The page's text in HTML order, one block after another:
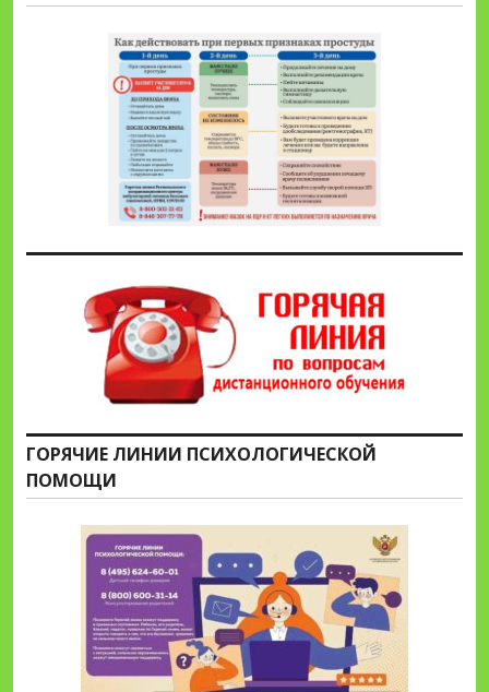
ГОРЯЧИЕ ЛИНИИ ПСИХОЛОГИЧЕСКОЙ
ПОМОЩИ